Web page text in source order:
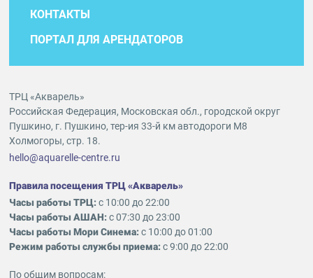
КОНТАКТЫ
ПОРТАЛ ДЛЯ АРЕНДАТОРОВ
ТРЦ «Акварель»
Российская Федерация, Московская обл., городской округ
Пушкино, г. Пушкино, тер-ия 33-й км автодороги М8
Холмогоры, стр. 18.
hello@aquarelle-centre.ru
Правила посещения ТРЦ «Акварель»
Часы работы ТРЦ:с 10:00 до 22:00
Часы работы АШАН:с 07:30 до 23:00
Часы работы Мори Синема:с 10:00 до 01:00
Режим работы службы приема:с 9:00 до 22:00
По общим вопросам: